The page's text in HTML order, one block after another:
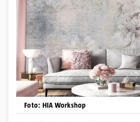
Foto: HIA Workshop